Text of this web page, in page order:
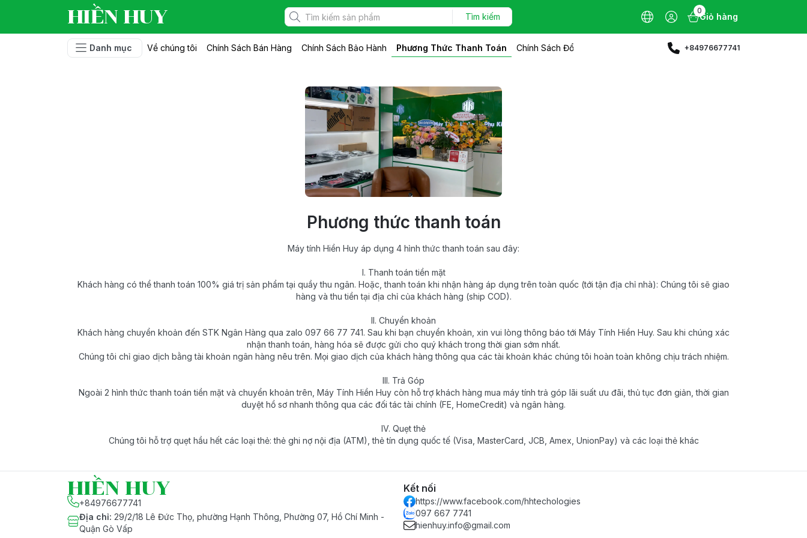
HIỀN HUY Tìm kiếm
0
Giỏ hàng
Danh mục Về chúng tôi Chính Sách Bán Hàng Chính Sách Bảo Hành Phương Thức Thanh Toán Chính Sách Đổi Trả +84976677741
Phương thức thanh toán
Máy tính Hiền Huy áp dụng 4 hình thức thanh toán sau đây:
I. Thanh toán tiền mặt
Khách hàng có thể thanh toán 100% giá trị sản phẩm tại quầy thu ngân. Hoặc, thanh toán khi nhận hàng áp dụng trên toàn quốc (tới tận địa chỉ nhà): Chúng tôi sẽ giao
hàng và thu tiền tại địa chỉ của khách hàng (ship COD).
II. Chuyển khoản
Khách hàng chuyển khoản đến STK Ngân Hàng qua zalo 097 66 77 741. Sau khi bạn chuyển khoản, xin vui lòng thông báo tới Máy Tính Hiền Huy. Sau khi chúng xác
nhận thanh toán, hàng hóa sẽ được gửi cho quý khách trong thời gian sớm nhất.
Chúng tôi chỉ giao dịch bằng tài khoản ngân hàng nêu trên. Mọi giao dịch của khách hàng thông qua các tài khoản khác chúng tôi hoàn toàn không chịu trách nhiệm.
III. Trả Góp
Ngoài 2 hình thức thanh toán tiền mặt và chuyển khoản trên, Máy Tính Hiền Huy còn hỗ trợ khách hàng mua máy tính trả góp lãi suất ưu đãi, thủ tục đơn giản, thời gian
duyệt hồ sơ nhanh thông qua các đối tác tài chính (FE, HomeCredit) và ngân hàng.
IV. Quẹt thẻ
Chúng tôi hỗ trợ quẹt hầu hết các loại thẻ: thẻ ghi nợ nội địa (ATM), thẻ tín dụng quốc tế (Visa, MasterCard, JCB, Amex, UnionPay) và các loại thẻ khác
HIỀN HUY
+84976677741
Địa chỉ: 29/2/18 Lê Đức Thọ, phường Hạnh Thông, Phường 07, Hồ Chí Minh -
Quận Gò Vấp
Kết nối
https://www.facebook.com/hhtechologies
097 667 7741
hienhuy.info@gmail.com